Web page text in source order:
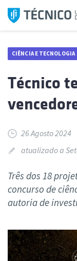
Saltar
para
CIÊNCIA E TECNOLOGIA
Técnico
26 Agosto 2024
atualizado a
Três dos 18
concurso de
autoria de